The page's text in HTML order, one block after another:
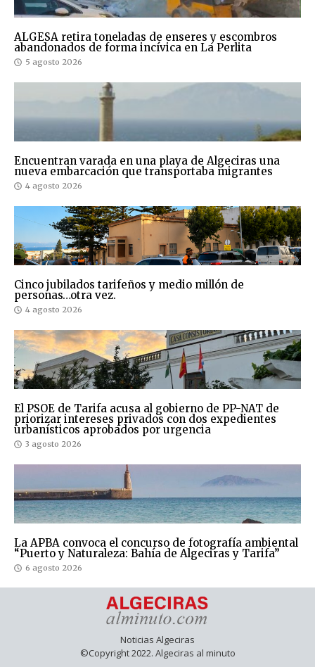
ALGESA retira toneladas de enseres y escombros
abandonados de forma incívica en La Perlita
5 agosto 2026
Encuentran varada en una playa de Algeciras una
nueva embarcación que transportaba migrantes
4 agosto 2026
Cinco jubilados tarifeños y medio millón de
personas…otra vez.
4 agosto 2026
El PSOE de Tarifa acusa al gobierno de PP-NAT de
priorizar intereses privados con dos expedientes
urbanísticos aprobados por urgencia
3 agosto 2026
La APBA convoca el concurso de fotografía ambiental
“Puerto y Naturaleza: Bahía de Algeciras y Tarifa”
6 agosto 2026
Noticias Algeciras
©Copyright 2022. Algeciras al minuto